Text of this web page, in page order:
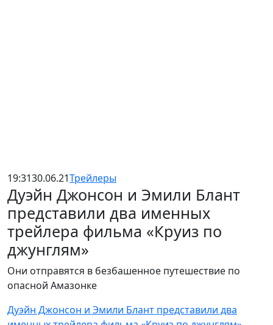
19:3130.06.21Трейлеры
Дуэйн Джонсон и Эмили Блант
представили два именных
трейлера фильма «Круиз по
джунглям»
Они отправятся в безбашенное путешествие по
опасной Амазонке
Дуэйн Джонсон и Эмили Блант представили два